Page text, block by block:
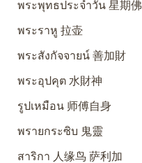
พระพุทธประจำวัน 星期佛
พระราหู 拉壶
พระสังกัจจายน์ 善加財
พระอุปคุต 水財神
รูปเหมือน 师傅自身
พรายกระซิบ 鬼靈
สาริกา 人缘鸟 萨利加